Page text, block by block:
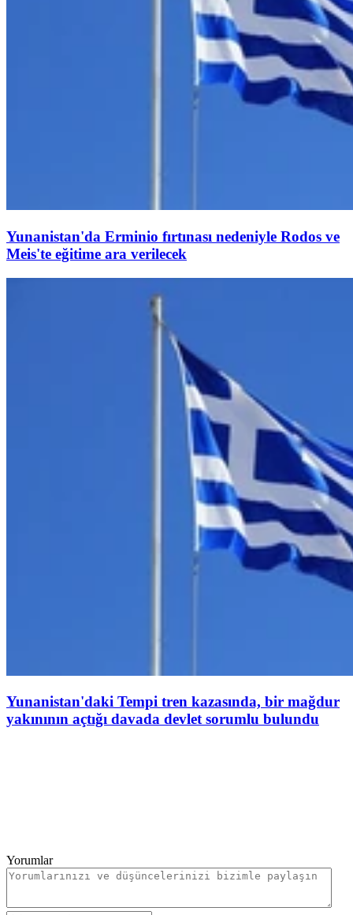
Yunanistan'da Erminio fırtınası nedeniyle Rodos ve
Meis'te eğitime ara verilecek
Yunanistan'daki Tempi tren kazasında, bir mağdur
yakınının açtığı davada devlet sorumlu bulundu
Yorumlar